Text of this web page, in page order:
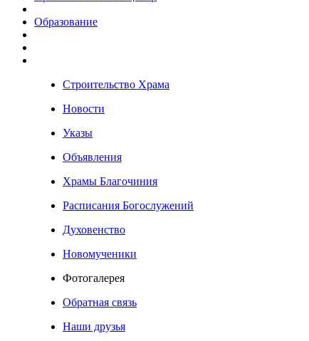
Образование
Строительство Храма
Новости
Указы
Объявления
Храмы Благочиния
Расписания Богослужений
Духовенство
Новомученики
Фотогалерея
Обратная связь
Наши друзья